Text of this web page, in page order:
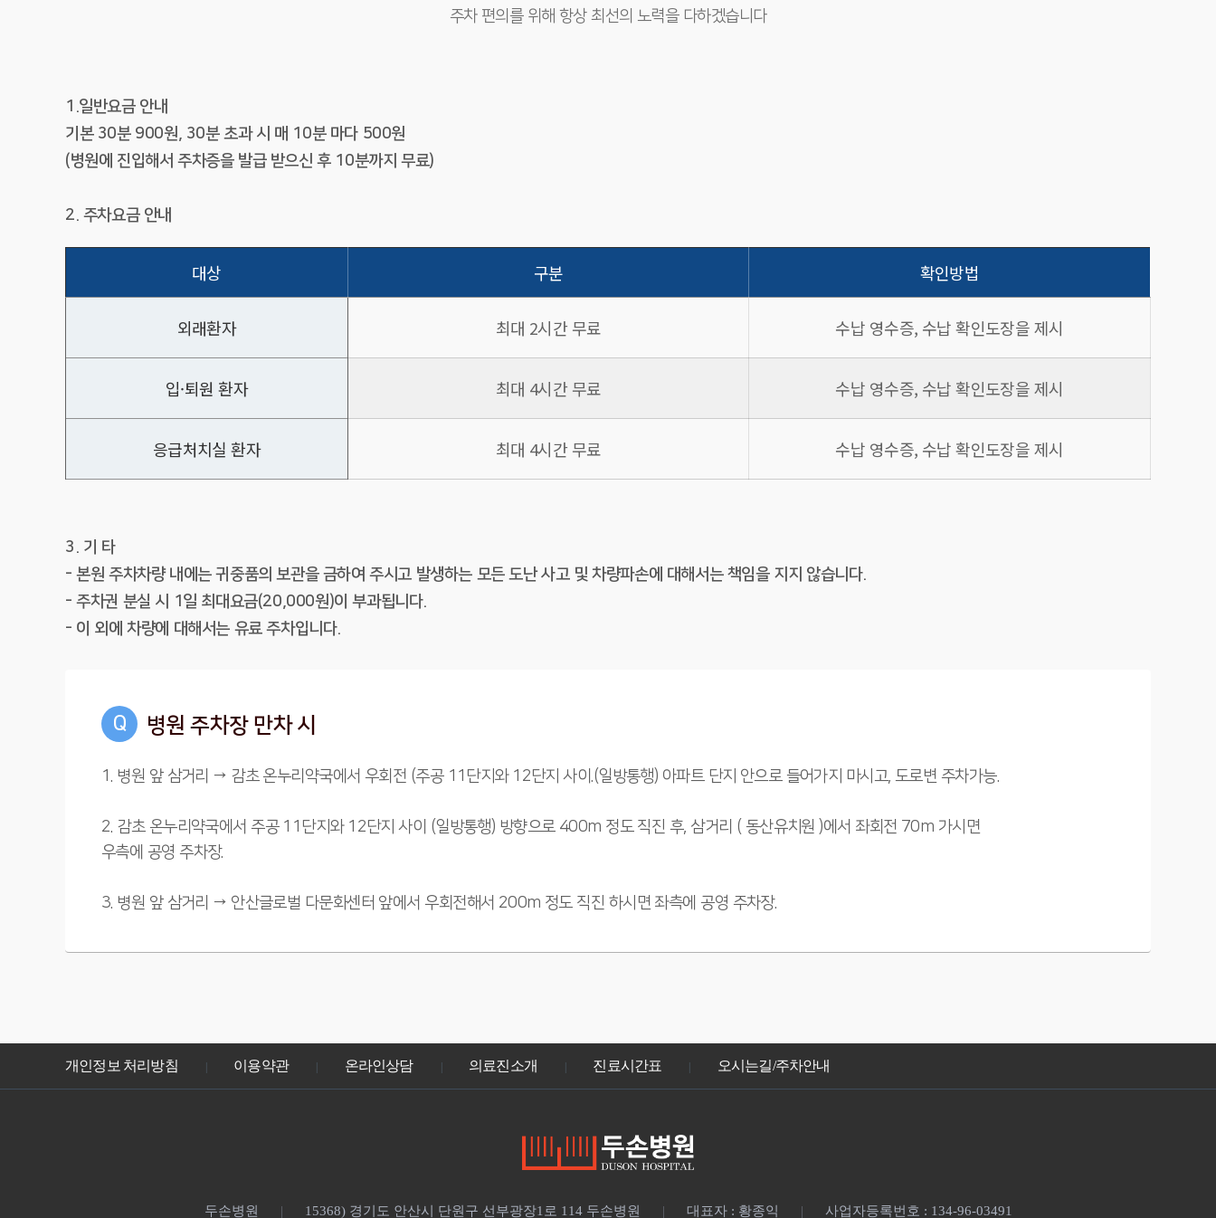
주차 편의를 위해 항상 최선의 노력을 다하겠습니다
1.일반요금 안내
기본 30분 900원, 30분 초과 시 매 10분 마다 500원
(병원에 진입해서 주차증을 발급 받으신 후 10분까지 무료)
2. 주차요금 안내
대상 구분 확인방법
외래환자 최대 2시간 무료 수납 영수증, 수납 확인도장을 제시
입·퇴원 환자 최대 4시간 무료 수납 영수증, 수납 확인도장을 제시
응급처치실 환자 최대 4시간 무료 수납 영수증, 수납 확인도장을 제시
3. 기 타
- 본원 주차차량 내에는 귀중품의 보관을 금하여 주시고 발생하는 모든 도난 사고 및 차량파손에 대해서는 책임을 지지 않습니다.
- 주차권 분실 시 1일 최대요금(20,000원)이 부과됩니다.
- 이 외에 차량에 대해서는 유료 주차입니다.
Q 병원 주차장 만차 시
1. 병원 앞 삼거리 → 감초 온누리약국에서 우회전 (주공 11단지와 12단지 사이.(일방통행) 아파트 단지 안으로 들어가지 마시고, 도로변 주차가능.
2. 감초 온누리약국에서 주공 11단지와 12단지 사이 (일방통행) 방향으로 400m 정도 직진 후, 삼거리 ( 동산유치원 )에서 좌회전 70m 가시면
우측에 공영 주차장.
3. 병원 앞 삼거리 → 안산글로벌 다문화센터 앞에서 우회전해서 200m 정도 직진 하시면 좌측에 공영 주차장.
개인정보 처리방침 이용약관 온라인상담 의료진소개 진료시간표 오시는길/주차안내
두손병원 15368) 경기도 안산시 단원구 선부광장1로 114 두손병원 대표자 : 황종익 사업자등록번호 : 134-96-03491